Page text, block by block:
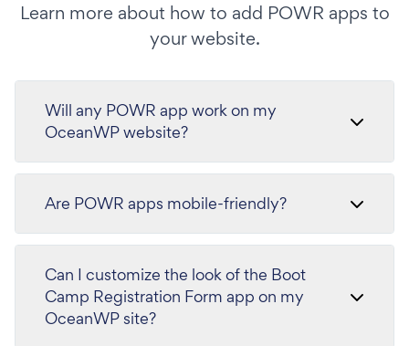
Learn more about how to add POWR apps to
your website.
Will any POWR app work on my
OceanWP website?
Are POWR apps mobile-friendly?
Can I customize the look of the Boot
Camp Registration Form app on my
OceanWP site?